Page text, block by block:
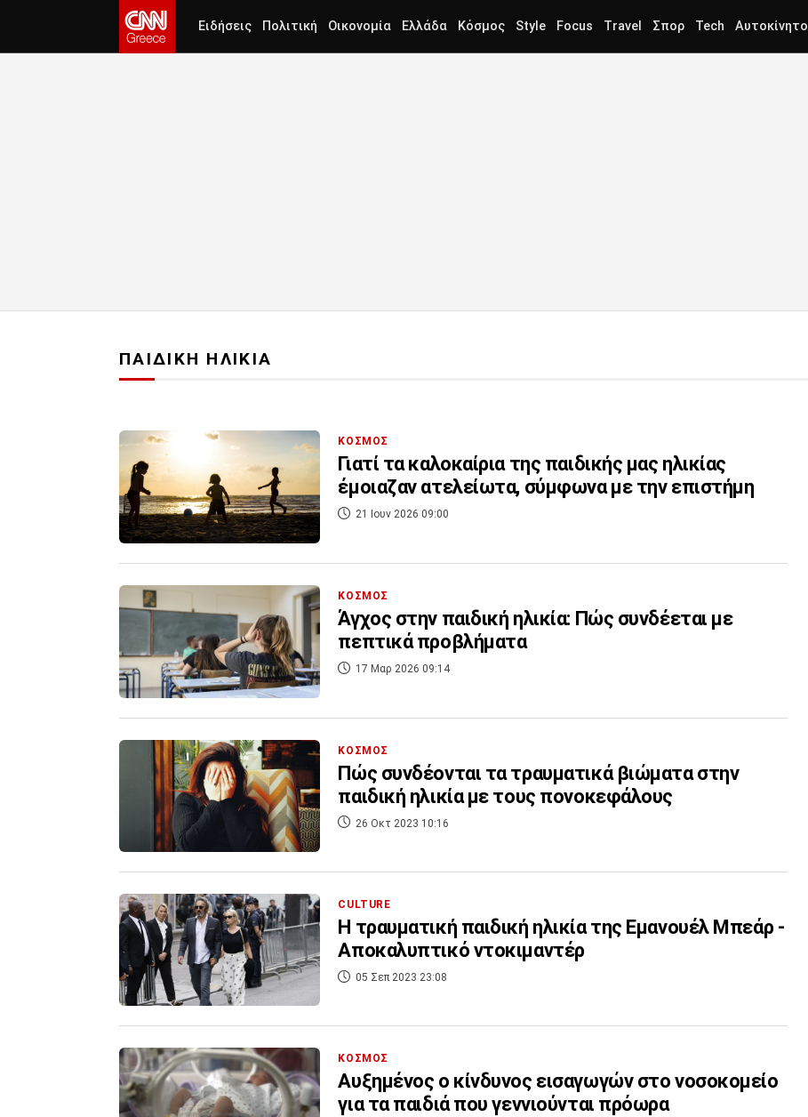
Ειδήσεις Πολιτική Οικονομία Ελλάδα Κόσμος Style Focus Travel Σπορ Tech Αυτοκίνητο
ΠΑΙΔΙΚΗ ΗΛΙΚΙΑ
ΚΟΣΜΟΣ
Γιατί τα καλοκαίρια της παιδικής μας ηλικίας
έμοιαζαν ατελείωτα, σύμφωνα με την επιστήμη
21 Ιουν 2026 09:00
ΚΟΣΜΟΣ
Άγχος στην παιδική ηλικία: Πώς συνδέεται με
πεπτικά προβλήματα
17 Μαρ 2026 09:14
ΚΟΣΜΟΣ
Πώς συνδέονται τα τραυματικά βιώματα στην
παιδική ηλικία με τους πονοκεφάλους
26 Οκτ 2023 10:16
CULTURE
Η τραυματική παιδική ηλικία της Εμανουέλ Μπεάρ -
Αποκαλυπτικό ντοκιμαντέρ
05 Σεπ 2023 23:08
ΚΟΣΜΟΣ
Αυξημένος ο κίνδυνος εισαγωγών στο νοσοκομείο
για τα παιδιά που γεννιούνται πρόωρα